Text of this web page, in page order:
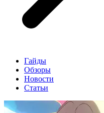
Гайды
Обзоры
Новости
Статьи